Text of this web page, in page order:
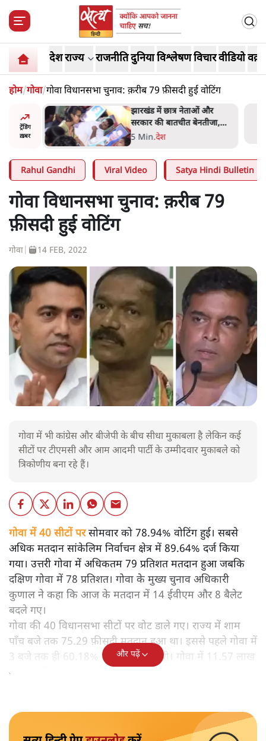
देशराज्य राजनीतिदुनियाविश्लेषणविचारवीडियो
होम/गोवा/गोवा विधानसभा चुनाव: क़रीब 79 फ़ीसदी हुई वोटिंग
ट्रेंडिंग
ख़बर
'Kya
चुनाव
झारखंड में छात्र नेताओं और
सरकार की बातचीत बेनतीजा,
आंदोलन जारी
5 Min.देश
Rahul Gandhi Viral Video Satya Hindi Bulletin
गोवा विधानसभा चुनाव: क़रीब 79
फ़ीसदी हुई वोटिंग
गोवा 14 FEB, 2022
गोवा में भी कांग्रेस और बीजेपी के बीच सीधा मुकाबला है लेकिन कई
सीटों पर टीएमसी और आम आदमी पार्टी के उम्मीदवार मुकाबले को
त्रिकोणीय बना रहे हैं।
गोवा में 40 सीटों परसोमवार को 78.94% वोटिंग हुई। सबसे
अधिक मतदान सांकेलिम निर्वाचन क्षेत्र में 89.64% दर्ज किया
गया। उत्तरी गोवा में अधिकतम 79 प्रतिशत मतदान हुआ जबकि
दक्षिण गोवा में 78 प्रतिशत। गोवा के मुख्य चुनाव अधिकारी
कुणाल ने कहा कि आज के मतदान में 14 ईवीएम और 8 बैलेट
बदले गए।
गोवा की 40 विधानसभा सीटों पर वोट डाले गए। राज्य में शाम
पाँच बजे तक 75.29 फ़ीसदी मतदान हुआ था। इससे पहले गोवा में
3 बजे तक ही 60.18% वोटिंग हो चुकी थी। गोवा में 11.57 लाख
मतदाता हैं और 301 उम्मीदवार चुनाव मैदान में हैं।
और पढ़ें